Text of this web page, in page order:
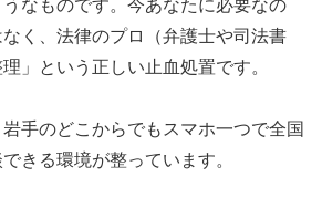
なものです。今あなたに必要なの
く、法律のプロ（弁護士や司法書
」という正しい止血処置です。
手のどこからでもスマホ一つで全国
きる環境が整っています。